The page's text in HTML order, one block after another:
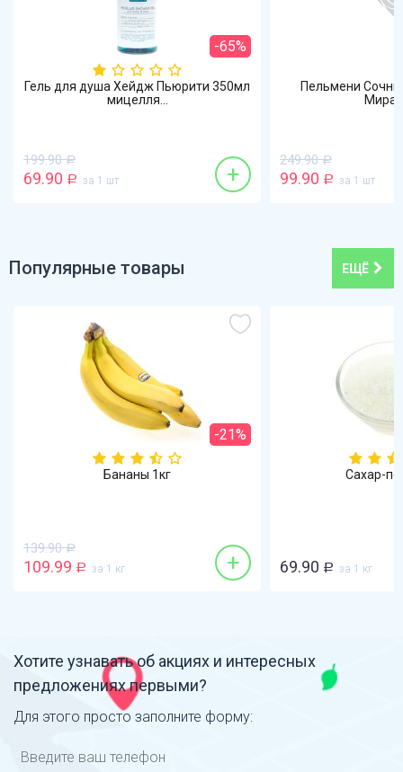
-65%
Гель для душа Хейдж Пьюрити 350мл
мицелля...
199.90 Р
69.90 Р за 1 шт +
Пельмени
249.90 Р
99.90 Р за 1 шт
Популярные товары ЕЩЁ
-21%
Бананы 1кг
139.90 Р
109.99 Р за 1 кг +
Сахар-
69.90 Р за 1 кг
Хотите узнавать об акциях и интересных
предложениях первыми?
Для этого просто заполните форму: